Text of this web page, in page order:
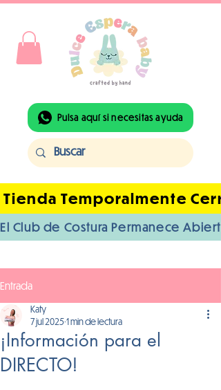
Pulsa aquí si necesitas ayuda
Tienda Temporalmente
El Club de Costura Permanece
Entrada
¡Información para el
DIRECTO!
Katy
7 jul 20251 min de lectura